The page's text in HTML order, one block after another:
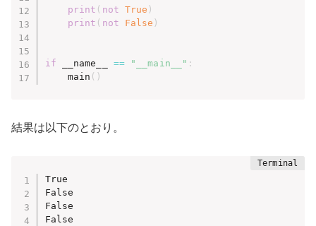
print ( not True )
print ( not False )
if __name__ == "__main__" :
    main
( )
結果は以下のとおり。
True
False
False
False